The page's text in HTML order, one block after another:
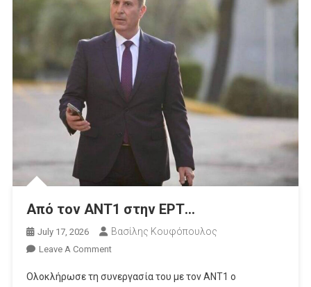
Από τον ΑΝΤ1 στην ΕΡΤ…
July 17, 2026 Βασίλης Κουφόπουλος
Leave A CommentOn
Τον
Ολοκλήρωσε τη συνεργασία του με τον ΑΝΤ1 ο